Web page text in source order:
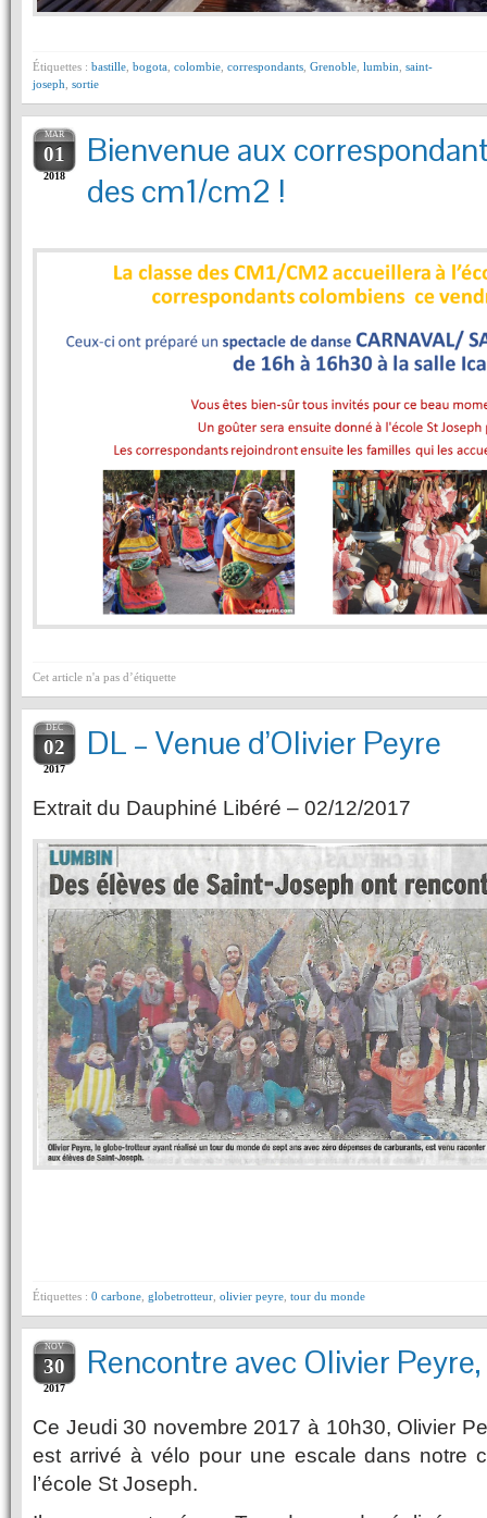
Étiquettes : bastille bogota colombie correspondants Grenoble lumbin saint-
joseph sortie
MAR
01
2018
Bienvenue aux
des cm1/cm2 !
Cet article n'a pas d’étiquette
DEC
02
2017
DL – Venue d’Olivier Peyre
Extrait du Dauphiné Libéré – 02/12/2017
Étiquettes : 0 carbone globetrotteur olivier peyre tour du monde
NOV
30
2017
Rencontre avec Olivier
Ce Jeudi 30 novembre 2017 à 10h30, Olivier
est arrivé à vélo pour une escale dans notre
l’école St Joseph.